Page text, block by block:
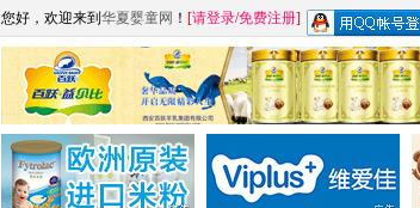
您好，欢迎来到 华夏婴童网 ！ [请登录/免费注册]